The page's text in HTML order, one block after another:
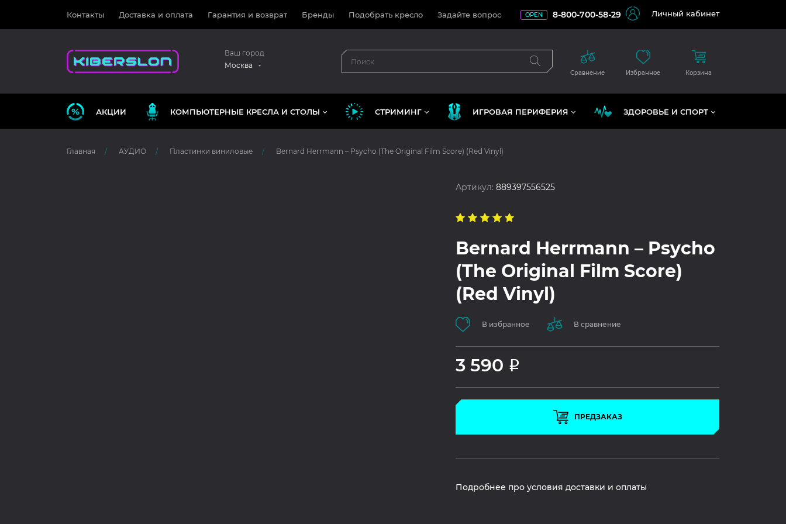
Контакты Доставка и оплата Гарантия и возврат Бренды Подобрать кресло Задайте вопрос OPEN 8-800-700-58-29 Личный кабинет
Ваш город
Москва
Сравнение Избранное Корзина
АКЦИИ КОМПЬЮТЕРНЫЕ КРЕСЛА И СТОЛЫ СТРИМИНГ ИГРОВАЯ ПЕРИФЕРИЯ ЗДОРОВЬЕ И СПОРТ
Главная АУДИО Пластинки виниловые Bernard Herrmann – Psycho (The Original Film Score) (Red Vinyl)
Артикул:889397556525
Bernard Herrmann – Psycho
(The Original Film Score)
(Red Vinyl)
В избранное В сравнение
3 590 Р
ПРЕДЗАКАЗ
Подробнее про условия доставки и оплаты